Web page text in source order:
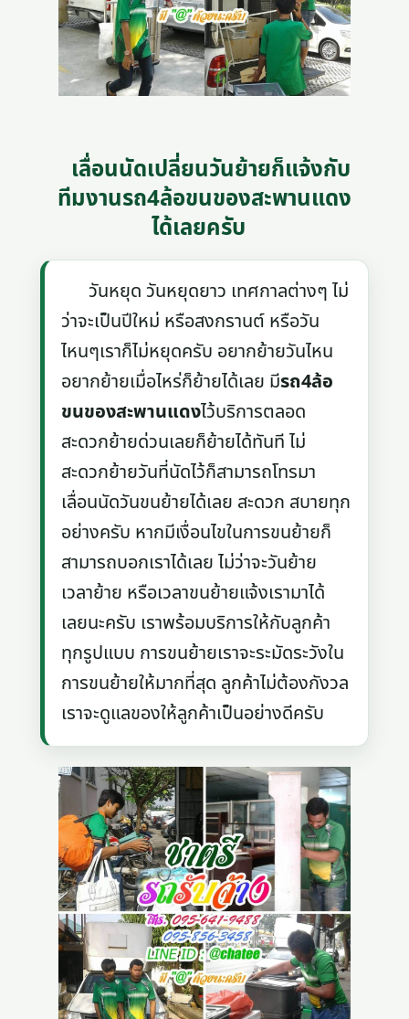
เลื่อนนัดเปลี่ยนวันย้ายก็แจ้งกับ
ทีมงานรถ4ล้อขนของสะพานแดง
ได้เลยครับ
วันหยุด วันหยุดยาว เทศกาลต่างๆ ไม่
ว่าจะเป็นปีใหม่ หรือสงกรานต์ หรือวัน
ไหนๆเราก็ไม่หยุดครับ อยากย้ายวันไหน
อยากย้ายเมื่อไหร่ก็ย้ายได้เลย มีรถ4ล้อ
ขนของสะพานแดงไว้บริการตลอด
สะดวกย้ายด่วนเลยก็ย้ายได้ทันที ไม่
สะดวกย้ายวันที่นัดไว้ก็สามารถโทรมา
เลื่อนนัดวันขนย้ายได้เลย สะดวก สบายทุก
อย่างครับ หากมีเงื่อนไขในการขนย้ายก็
สามารถบอกเราได้เลย ไม่ว่าจะวันย้าย
เวลาย้าย หรือเวลาขนย้ายแจ้งเรามาได้
เลยนะครับ เราพร้อมบริการให้กับลูกค้า
ทุกรูปแบบ การขนย้ายเราจะระมัดระวังใน
การขนย้ายให้มากที่สุด ลูกค้าไม่ต้องกังวล
เราจะดูแลของให้ลูกค้าเป็นอย่างดีครับ